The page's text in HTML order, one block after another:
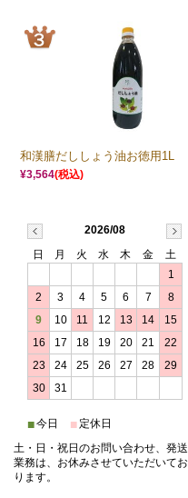
和漢膳だししょう油お徳用1L
¥3,564(税込)
2026/08
日 月 火 水 木 金
土
1
2 3 4 5 6 7 8
9 10 11 12 13 14 15
16 17 18 19 20 21 22
23 24 25 26 27 28 29
30 31
■今日 ■ 定休日
土・日・祝日のお問い合わせ、発送
業務は、お休みさせていただいてお
ります。